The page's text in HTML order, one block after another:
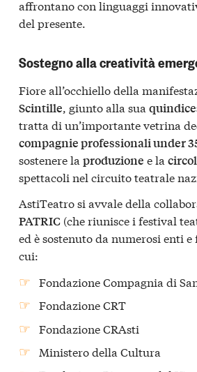
affrontano con linguaggi
del presente.
Sostegno alla creatività
Fiore all’occhiello della
Scintille, giunto alla sua
tratta di un’importante vetrina
compagnie professionali under
sostenere la produzione e la
spettacoli nel circuito teatrale
AstiTeatro si avvale della
PATRIC (che riunisce i festival
ed è sostenuto da numerosi enti
cui:
Fondazione Compagnia di
Fondazione CRT
Fondazione CRAsti
Ministero della Cultura